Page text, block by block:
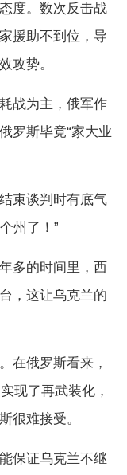
度。数次反击战
援助不到位，导
攻势。
战为主，俄军作
罗斯毕竟“家大业
束谈判时有底气
州了！”
多的时间里，西
，这让乌克兰的
俄罗斯看来，
现了再武装化，
很难接受。
保证乌克兰不继